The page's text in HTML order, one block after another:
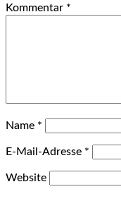
Kommentar *
Name *
E-Mail-Adresse *
Website